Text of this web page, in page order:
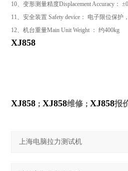
10、变形测量精度Displacement Accuracy ：
11、安全装置 Safety device ： 电子限位保护
12、机台重量Main Unit Weight ： 约400kg
XJ858
XJ858 ；XJ858维修 ；XJ858报